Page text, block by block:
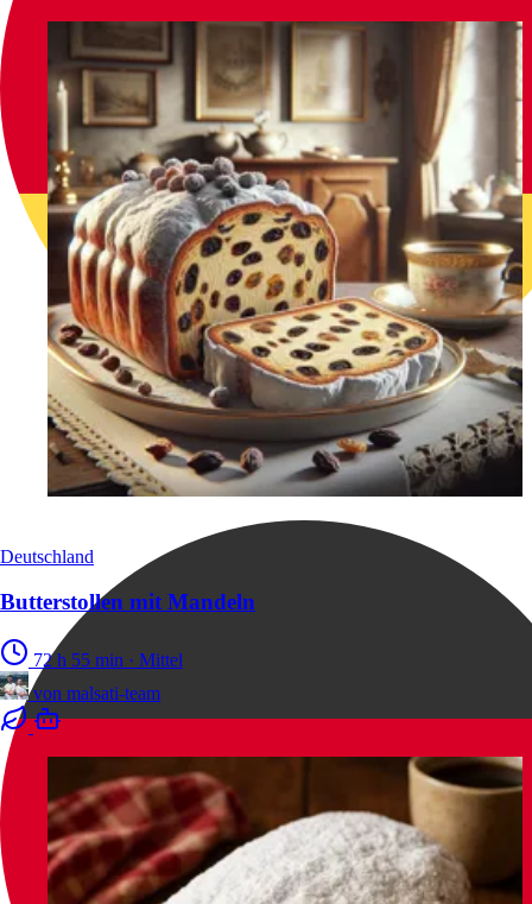
Deutschland
Butterstollen mit Mandeln
72 h 55 min · Mittel
von malsati-team